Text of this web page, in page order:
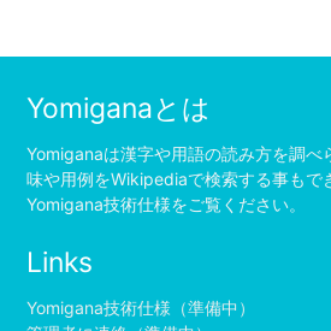
Yomiganaとは
Yomiganaは漢字や用語の読み方を調べ
味や用例をWikipediaで検索する事もで
Yomigana技術仕様をご覧ください。
Links
Yomigana技術仕様（準備中）